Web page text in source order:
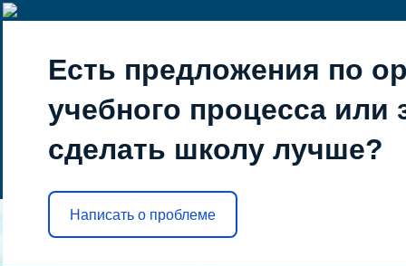
Есть предложения по
учебного процесса или
сделать школу лучше?
Написать о проблеме